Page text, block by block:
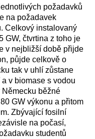
požadavků
na požadavek
Celkový instalovaný
GW, čtvrtina z toho je
v nejbližší době přijde
půjde celkově o
tak v uhlí zůstane
v biomase s vodou
Německu běžné
GW výkonu a přitom
Zbývající fosilní
na počasí,
studentů